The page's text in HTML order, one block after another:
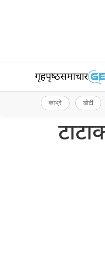
गृहपृष्‍ठसमाचार
काभ्रे डोटी